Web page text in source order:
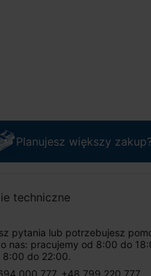
Planujesz większy
techniczne
pytania lub potrzebujesz
nas: pracujemy od 8:00 do
8:00 do 22:00.